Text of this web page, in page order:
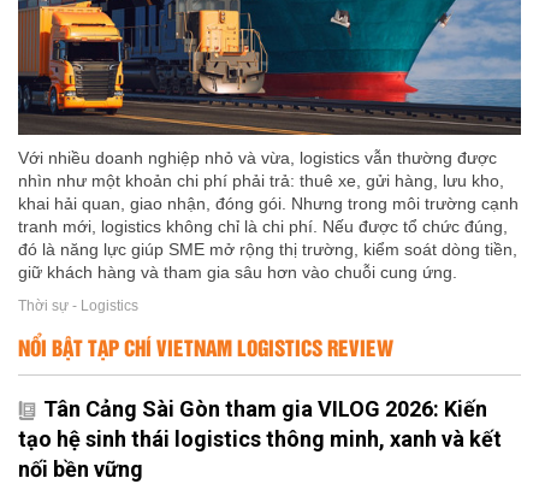
Với nhiều doanh nghiệp nhỏ và vừa, logistics vẫn thường được
nhìn như một khoản chi phí phải trả: thuê xe, gửi hàng, lưu kho,
khai hải quan, giao nhận, đóng gói. Nhưng trong môi trường cạnh
tranh mới, logistics không chỉ là chi phí. Nếu được tổ chức đúng,
đó là năng lực giúp SME mở rộng thị trường, kiểm soát dòng tiền,
giữ khách hàng và tham gia sâu hơn vào chuỗi cung ứng.
Thời sự - Logistics
NỔI BẬT TẠP CHÍ VIETNAM LOGISTICS REVIEW
Tân Cảng Sài Gòn tham gia VILOG 2026: Kiến
tạo hệ sinh thái logistics thông minh, xanh và kết
nối bền vững